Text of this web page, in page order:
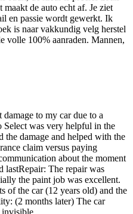
maakt de auto echt af. Je ziet
en passie wordt gewerkt. Ik
is naar vakkundig velg herstel
volle 100% aanraden. Mannen,
to my car due to a
was very helpful in the
the damage and helped with the
claim versus paying
about the moment
lastRepair: The repair was
the paint job was excellent.
of the car (12 years old) and the
(2 months later) The car